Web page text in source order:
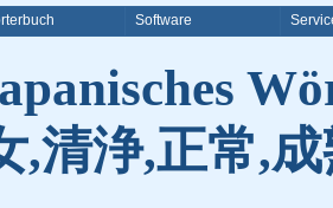
Software
,清浄,正常,